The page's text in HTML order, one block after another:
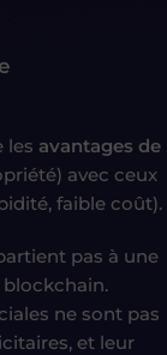
les avantages de
avec ceux
faible coût).
pas à une
blockchain.
ne sont pas
et leur